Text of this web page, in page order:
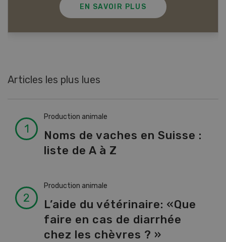
EN SAVOIR PLUS
Articles les plus lues
Production animale
Noms de vaches en Suisse :
liste de A à Z
Production animale
L’aide du vétérinaire: «Que
faire en cas de diarrhée
chez les chèvres ? »